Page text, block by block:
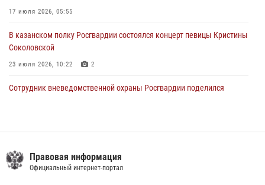
17 июля 2026, 05:55
В казанском полку Росгвардии состоялся концерт певицы Кристины
Соколовской
23 июля 2026, 10:22 2
Сотрудник вневедомственной охраны Росгвардии поделился
силовом ведомстве
14 июля 2026, 12:39 1
Правовая информация
Официальный интернет-портал